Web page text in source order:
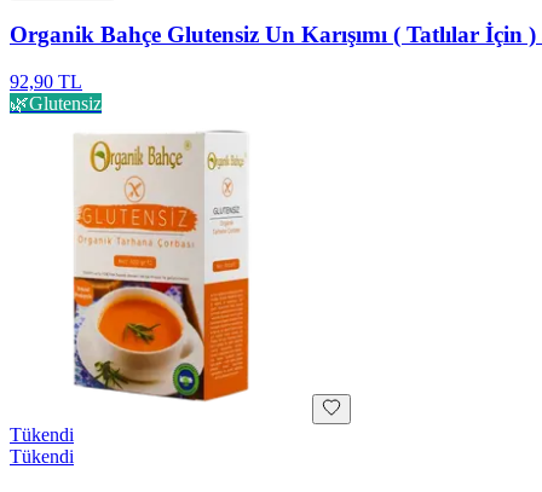
Organik Bahçe Glutensiz Un Karışımı ( Tatlılar İçin
92,90 TL
🌿Glutensiz
Tükendi
Tükendi